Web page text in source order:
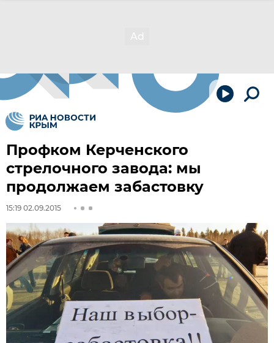
Профком Керченского
стрелочного завода: мы
продолжаем забастовку
15:19 02.09.2015